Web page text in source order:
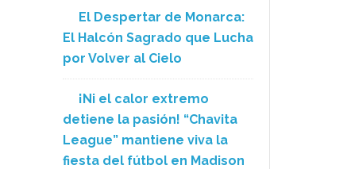
El Despertar de Monarca:
El Halcón Sagrado que Lucha
por Volver al Cielo
¡Ni el calor extremo
detiene la pasión! “Chavita
League” mantiene viva la
fiesta del fútbol en Madison